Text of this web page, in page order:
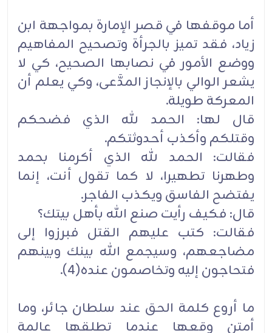
أما موقفها في قصر الإمارة بمواجهة ابن
زياد، فقد تميز بالجرأة وتصحيح المفاهيم
ووضع الأمور في نصابها الصحيح، كي لا
يشعر الوالي بالإنجاز المدَّعى، وكي يعلم أن
المعركة طويلة.
قال لها: الحمد لله الذي فضحكم
وقتلكم وأكذب أحدوثتكم.
فقالت: الحمد لله الذي أكرمنا بحمد
وطهرنا تطهيرا، لا كما تقول أنت، إنما
يفتضح الفاسق ويكذب الفاجر.
قال: فكيف رأيت صنع الله بأهل بيتك؟
فقالت: كتب عليهم القتل فبرزوا إلى
مضاجعهم، وسيجمع الله بينك وبينهم
فتحاجون إليه وتخاصمون عنده(4).
ما أروع كلمة الحق عند سلطان جائر، وما
أمتن وقعها عندما تطلقها عالمة